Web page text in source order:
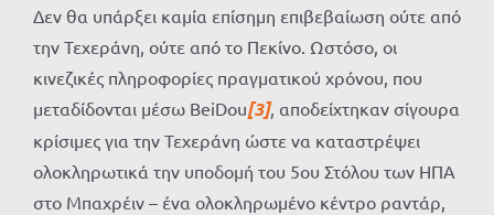
Δεν θα υπάρξει καμία επίσημη επιβεβαίωση ούτε από
την Τεχεράνη, ούτε από το Πεκίνο. Ωστόσο, οι
κινεζικές πληροφορίες πραγματικού χρόνου, που
μεταδίδονται μέσω BeiDou[3], αποδείχτηκαν σίγουρα
κρίσιμες για την Τεχεράνη ώστε να καταστρέψει
ολοκληρωτικά την υποδομή του 5ου Στόλου των ΗΠΑ
στο Μπαχρέιν – ένα ολοκληρωμένο κέντρο ραντάρ,